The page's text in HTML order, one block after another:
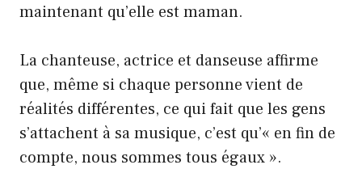
maintenant qu’elle est maman.
La chanteuse, actrice et danseuse affirme
que, même si chaque personne vient de
réalités différentes, ce qui fait que les gens
s’attachent à sa musique, c’est qu’« en fin de
compte, nous sommes tous égaux ».